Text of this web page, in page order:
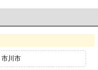
市川市